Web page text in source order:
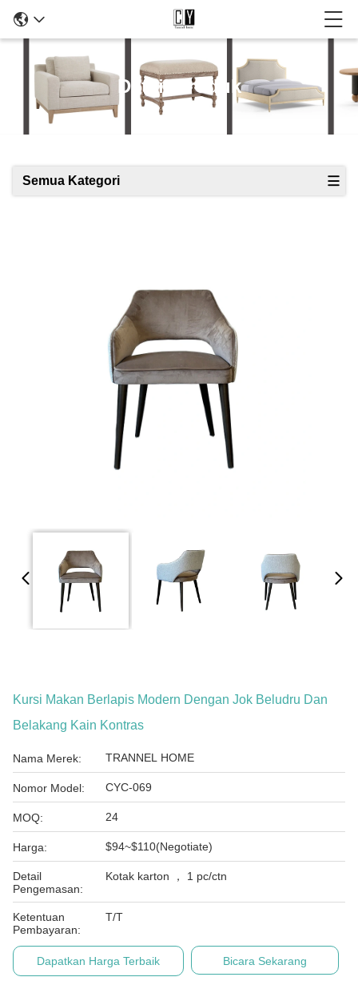
Detail Produk
Semua Kategori
Kursi Makan Berlapis Modern Dengan Jok Beludru Dan
Belakang Kain Kontras
Nama Merek: TRANNEL HOME
Nomor Model: CYC-069
MOQ: 24
Harga: $94~$110(Negotiate)
Detail
Pengemasan:
Kotak karton ， 1 pc/ctn
Ketentuan
Pembayaran:
T/T
Dapatkan Harga Terbaik Bicara Sekarang